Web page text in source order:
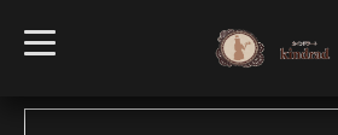
t
o
l